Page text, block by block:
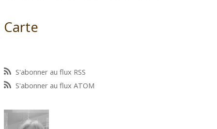
Carte
S'abonner au flux RSS
S'abonner au flux ATOM